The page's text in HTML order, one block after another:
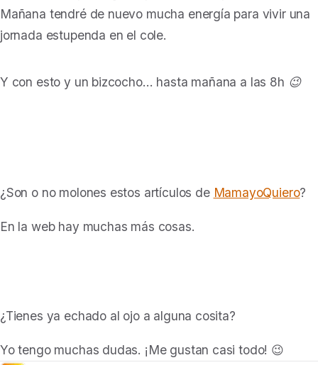
Mañana tendré de nuevo mucha energía para vivir una
jornada estupenda en el cole.
Y con esto y un bizcocho… hasta mañana a las 8h 😉
¿Son o no molones estos artículos de MamayoQuiero?
En la web hay muchas más cosas.
¿Tienes ya echado al ojo a alguna cosita?
Yo tengo muchas dudas. ¡Me gustan casi todo! 😉